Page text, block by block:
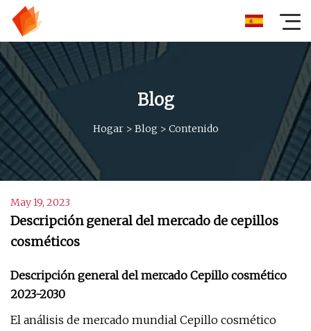
Blog
Hogar> Blog > Contenido
May 19, 2023
Descripción general del mercado de cepillos
cosméticos
Descripción general del mercado Cepillo cosmético
2023-2030
El análisis de mercado mundial Cepillo cosmético